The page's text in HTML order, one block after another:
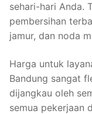
sehari-hari Anda.
pembersihan
jamur, dan noda
Harga untuk
Bandung sangat
dijangkau oleh
semua pekerjaan